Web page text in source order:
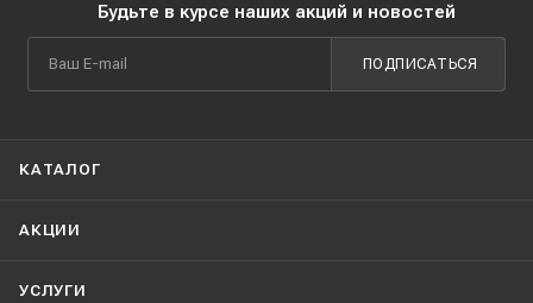
Будьте в курсе наших акций и новостей
ПОДПИСАТЬСЯ
КАТАЛОГ
АКЦИИ
УСЛУГИ